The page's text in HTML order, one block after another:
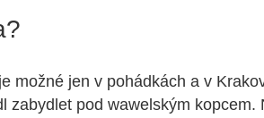
možné jen v pohádkách a v
zabydlet pod wawelským kopcem.